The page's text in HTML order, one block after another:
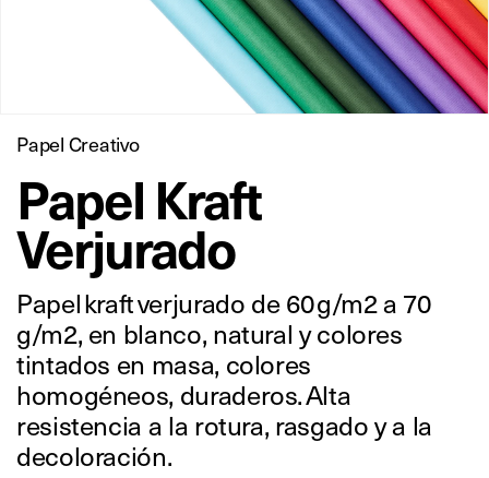
Papel Creativo
Papel Kraft
Verjurado
Papel kraft verjurado de 60 g/m2 a 70
g/m2, en blanco, natural y colores
tintados en masa, colores
homogéneos, duraderos. Alta
resistencia a la rotura, rasgado y a la
decoloración.